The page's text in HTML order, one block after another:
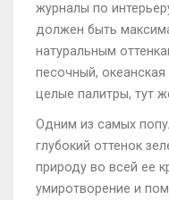
журналы по
должен быть
натуральным
песочный,
целые палитры, тут
Одним из самых
глубокий оттенок
природу во всей ее
умиротворение и